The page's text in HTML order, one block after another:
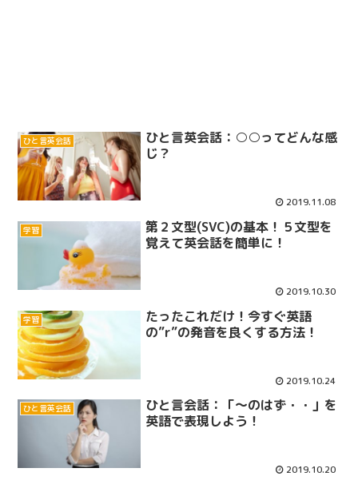
ひと言英会話
ひと言英会話：○○ってどんな感
じ？
2019.11.08
学習
第２文型(SVC)の基本！５文型を
覚えて英会話を簡単に！
2019.10.30
学習
たったこれだけ！今すぐ英語
の”r”の発音を良くする方法！
2019.10.24
ひと言英会話
ひと言会話：「～のはず・・」を
英語で表現しよう！
2019.10.20